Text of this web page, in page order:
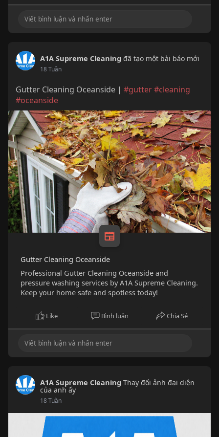
A1A Supreme Cleaning đã tạo một bài báo mới
18 Tuần
Gutter Cleaning Oceanside | #gutter#cleaning
#oceanside
Gutter Cleaning Oceanside
Professional Gutter Cleaning Oceanside and
pressure washing services by A1A Supreme Cleaning.
Keep your home safe and spotless today!
Like Bình luận Chia Sẻ
A1A Supreme Cleaning Thay đổi ảnh đại diện
của anh ấy
18 Tuần